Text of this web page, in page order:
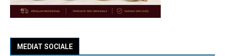
MEDIAT SOCIALE